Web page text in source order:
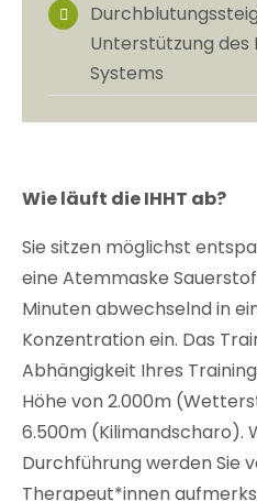
Unterstützung des
Systems
Wie läuft die IHHT ab?
Sie sitzen möglichst
eine Atemmaske
Minuten abwechselnd in
Konzentration ein. Das
Abhängigkeit Ihres
Höhe von 2.000m
6.500m (Kilimandscharo).
Durchführung werden Sie
Therapeut*innen